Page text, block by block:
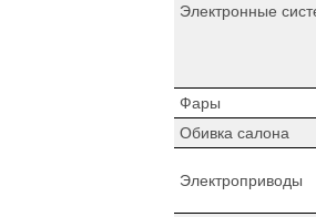
Электронные
Фары
Обивка салона
Электроприводы